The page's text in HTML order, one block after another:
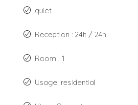
quiet
Reception : 24h / 24h
Room : 1
Usage: residential